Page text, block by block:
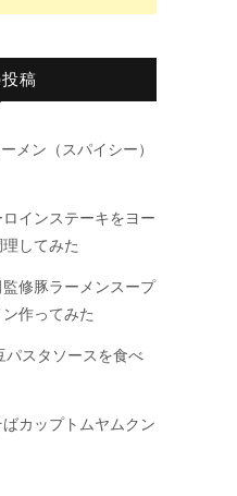
稿
ン（スパイシー）
インステーキをヨー
してみた
修豚ラーメンスープ
作ってみた
パスタソースを食べ
カップトムヤムクン